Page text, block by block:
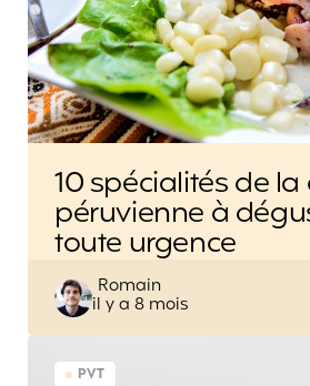
10 spécialités de la
péruvienne à
toute urgence
Posted
by
Romain
il y a 8 mois
PVT